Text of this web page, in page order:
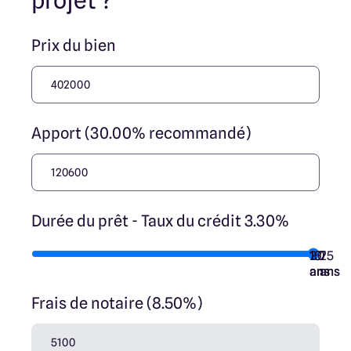
Prix du bien
Apport (30.00% recommandé)
Durée du prêt - Taux du crédit 3.30%
7
ans
10
ans
15
ans
20
ans
25
ans
Frais de notaire (8.50%)